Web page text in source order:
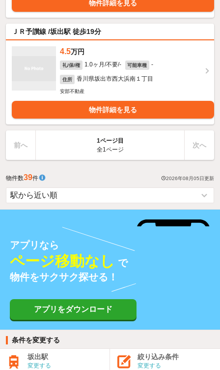
物件詳細を見る
ＪＲ予讃線 /坂出駅 徒歩19分
4.5万円
礼/保/権 1.0ヶ月/不要/- 可能車種 -
住所 香川県坂出市西大浜南１丁目
安部不動産
物件詳細を見る
前へ
1ページ目
全1ページ
次へ
物件数39件 2026年08月05日更新
アプリなら
ページ移動なし で
物件をサクサク探せる！
アプリをダウンロード
条件を変更する
坂出駅
変更する
絞り込み条件
変更する